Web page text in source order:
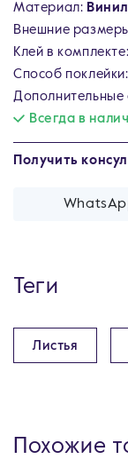
Материал:
Внешние
Клей в комплекте:
Способ
Дополнительные
Всегда в
Получить
Теги
Листья
Похожие